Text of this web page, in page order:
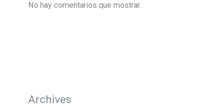
No hay comentarios que mostrar.
Archives